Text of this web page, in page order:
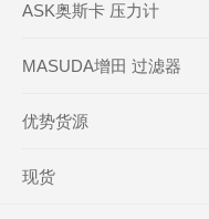
ASK奥斯卡 压力计
MASUDA增田 过滤器
优势货源
现货